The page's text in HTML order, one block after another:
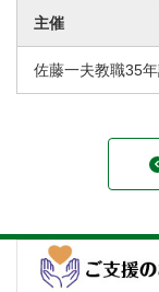
主催
佐藤一夫教職35